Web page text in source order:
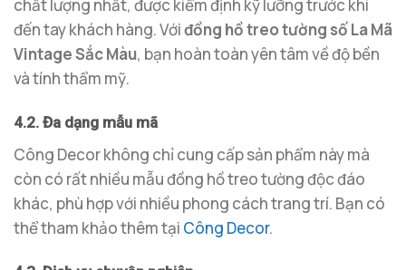
chất lượng nhất, được kiểm định kỹ lưỡng trước khi
đến tay khách hàng. Vớiđồng hồ treo tường số La Mã
Vintage Sắc Màu, bạn hoàn toàn yên tâm về độ bền
và tính thẩm mỹ.
4.2. Đa dạng mẫu mã
Công Decor không chỉ cung cấp sản phẩm này mà
còn có rất nhiều mẫu đồng hồ treo tường độc đáo
khác, phù hợp với nhiều phong cách trang trí. Bạn có
thể tham khảo thêm tại Công Decor.